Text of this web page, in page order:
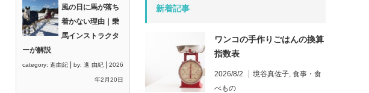
風の日に馬が落ち
着かない理由｜乗
馬インストラクタ
ーが解説
category: 進由紀 by: 進 由紀 2026
年2月20日
新着記事
ワンコの手作りごはんの換算
指数表
2026/8/2 境谷真佐子 食事・食
べもの